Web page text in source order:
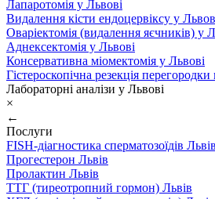
Лапаротомія у Львові
Видалення кісти ендоцервіксу у
Оваріектомія (видалення яєчників) у
Аднексектомія у Львові
Консервативна міомектомія у Львові
Гістероскопічна резекція
Лабораторні аналізи у Львові
×
←
Послуги
FISH-діагностика сперматозоїдів Львів
Прогестерон Львів
Пролактин Львів
ТТГ (тиреотропний гормон) Львів